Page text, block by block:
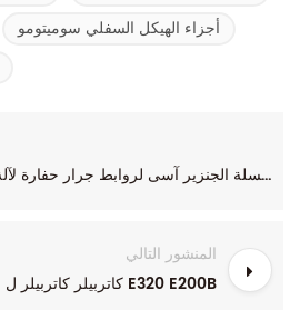
أجزاء الهيكل السفلي سوميتومو
PC300 سلسلة الجنزير آسى لروابط جرار حفارة لآلة الزاحف
المنشور التالي
كاتربيلر كاتربيلر ل E320 E200B